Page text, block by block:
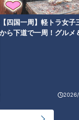
四国一周】軽トラ女子
から下道で一周！グルメ
サイト